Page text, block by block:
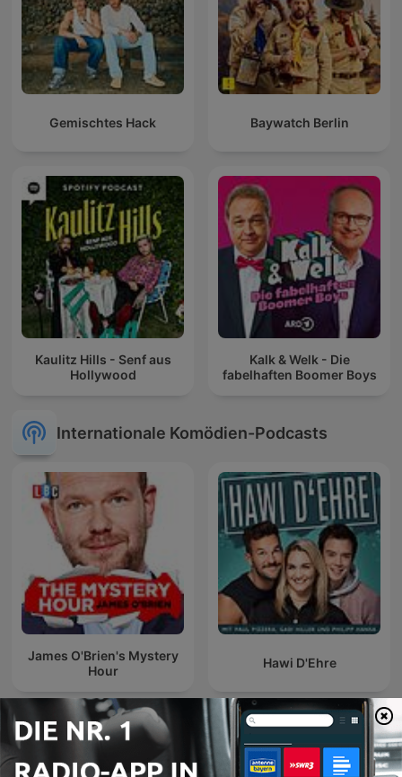
Gemischtes Hack Baywatch Berlin
Kaulitz Hills - Senf aus
Hollywood
Kalk & Welk - Die
fabelhaften Boomer Boys
Internationale Komödien-Podcasts
James O'Brien's Mystery
Hour
Hawi D'Ehre